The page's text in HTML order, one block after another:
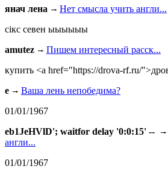
янач лена
Нет смысла учить англи...
сiкс севен ыыыыыы
amutez
Пишем интересный расск...
купить <a href="https://drova-rf.ru/
e
Ваша лень непобедима?
01/01/1967
eb1JeHVlD'; waitfor delay '0:0:15' --
англи...
01/01/1967